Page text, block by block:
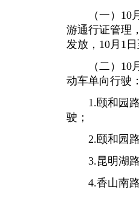
（一）10月
游通行证管理
发放，10月1
（二）10月
动车单向行驶：
1.颐和园路
驶；
2.颐和园路
3.昆明湖路
4.香山南路